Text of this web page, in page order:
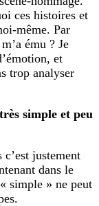
ces histoires et
même. Par
ému ? Je
et
trop analyser
simple et peu
justement
dans le
simple » ne peut